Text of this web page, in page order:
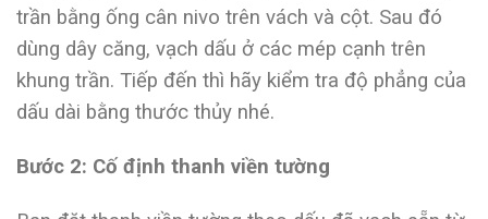
trần bằng ống cân nivo trên vách và cột. Sau đó
dùng dây căng, vạch dấu ở các mép cạnh trên
khung trần. Tiếp đến thì hãy kiểm tra độ phẳng của
dấu dài bằng thước thủy nhé.
Bước 2: Cố định thanh viền tường